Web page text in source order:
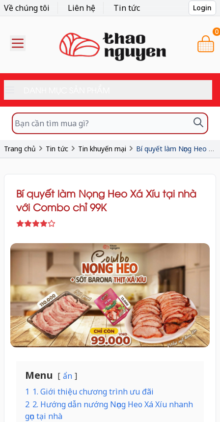
Về chúng tôi Liên hệ Tin tức Login
0
Trang chủ Tin tức Tin khuyến mại Bí quyết làm Nọng Heo Xá Xíu tại nhà với Combo chỉ 99K
Bí quyết làm Nọng Heo Xá Xíu tại nhà
với Combo chỉ 99K
Menu
ẩn
1 1. Giới thiệu chương trình ưu đãi
2 2. Hướng dẫn nướng Nọng Heo Xá Xíu nhanh
gọn tại nhà